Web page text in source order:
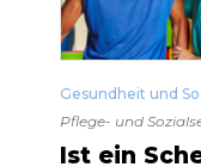
Gesundheit und
Pflege- und
Ist ein